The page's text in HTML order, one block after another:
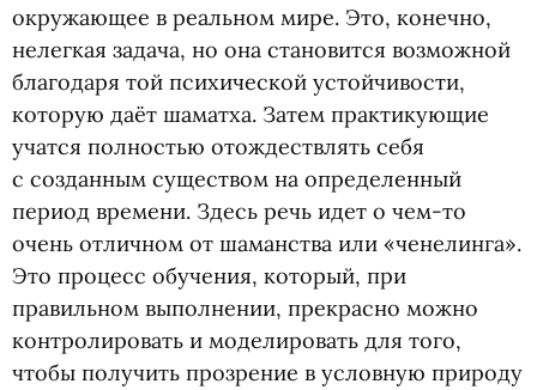
окружающее в реальном мире. Это, конечно,
нелегкая задача, но она становится возможной
благодаря той психической устойчивости,
которую даёт шаматха. Затем практикующие
учатся полностью отождествлять себя
с созданным существом на определенный
период времени. Здесь речь идет о чем-то
очень отличном от шаманства или «ченелинга».
Это процесс обучения, который, при
правильном выполнении, прекрасно можно
контролировать и моделировать для того,
чтобы получить прозрение в условную природу